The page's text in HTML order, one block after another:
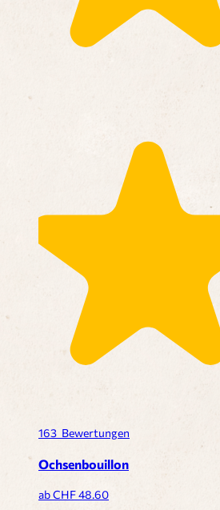
163 Bewertungen
Ochsenbouillon
ab CHF48.60